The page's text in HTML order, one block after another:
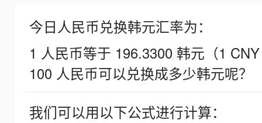
今日人民币兑换韩元汇率为：
1 人民币等于 196.3300 韩元（1
100 人民币可以兑换成多少韩元呢？
我们可以用以下公式进行计算：